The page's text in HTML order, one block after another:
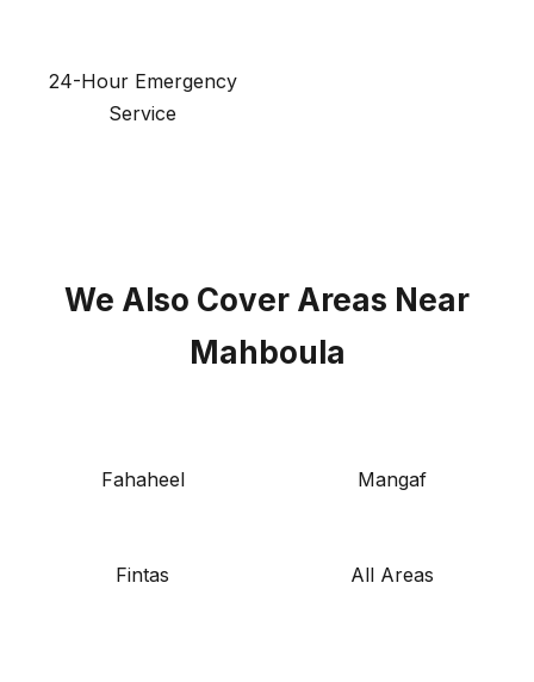
24-Hour Emergency
Service
We Also Cover Areas Near
Mahboula
Fahaheel Mangaf
Fintas All Areas